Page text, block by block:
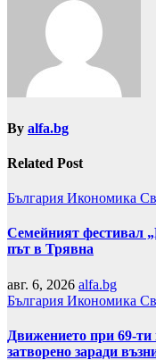
By alfa.bg
Related Post
България Икономика
Семейният фестивал
път в Трявна
авг. 6, 2026 alfa.bg
България Икономика
Движението при 69-ти
затворено заради